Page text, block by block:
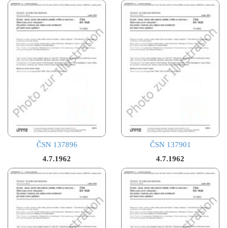
ČSN 137896
4.7.1962
ČSN 137901
4.7.1962